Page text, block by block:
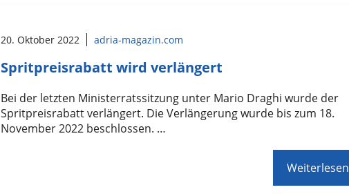
20. Oktober 2022 adria-magazin.com
Spritpreisrabatt wird verlängert
Bei der letzten Ministerratssitzung unter Mario Draghi wurde der
Spritpreisrabatt verlängert. Die Verlängerung wurde bis zum 18.
November 2022 beschlossen. …
Weiterlesen